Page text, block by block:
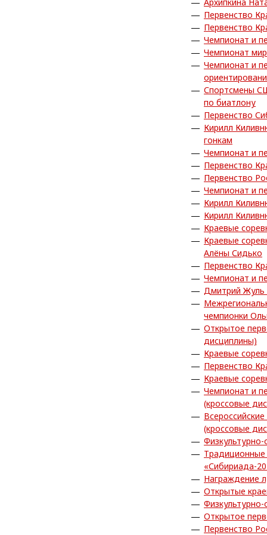
Первенство
Первенство
Чемпионат и
Чемпионат
Чемпионат и
Спортсмены
по биатлону
Первенство
Кирилл
гонкам
Чемпионат и
Первенство
Первенство
Чемпионат и
Кирилл
Кирилл
Краевые
Краевые
Алёны Сидько
Первенство
Чемпионат и
Дмитрий Жуль
чемпионки
Открытое
дисциплины)
Краевые
Первенство
Краевые
Чемпионат и
(кроссовые
(кроссовые
«Сибириада-
Награждение
Открытые
Открытое
Первенство